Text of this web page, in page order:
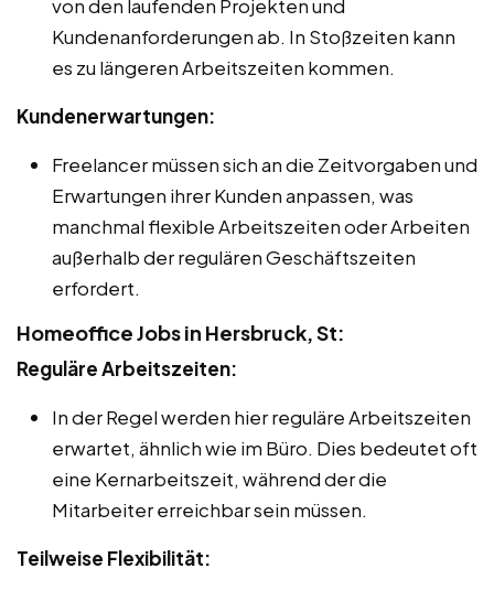
von den laufenden Projekten und
Kundenanforderungen ab. In Stoßzeiten kann
es zu längeren Arbeitszeiten kommen.
Kundenerwartungen:
Freelancer müssen sich an die Zeitvorgaben und
Erwartungen ihrer Kunden anpassen, was
manchmal flexible Arbeitszeiten oder Arbeiten
außerhalb der regulären Geschäftszeiten
erfordert.
Homeoffice Jobs in Hersbruck, St:
Reguläre Arbeitszeiten:
In der Regel werden hier reguläre Arbeitszeiten
erwartet, ähnlich wie im Büro. Dies bedeutet oft
eine Kernarbeitszeit, während der die
Mitarbeiter erreichbar sein müssen.
Teilweise Flexibilität: